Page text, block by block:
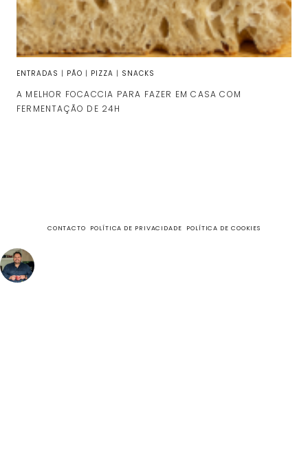
ENTRADAS | PÃO | PIZZA | SNACKS
A MELHOR FOCACCIA PARA FAZER EM CASA COM
FERMENTAÇÃO DE 24H
CONTACTO POLÍTICA DE PRIVACIDADE POLÍTICA DE COOKIES